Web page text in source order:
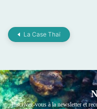
La Case Thaï
Inscrivez-vous à la newsletter et